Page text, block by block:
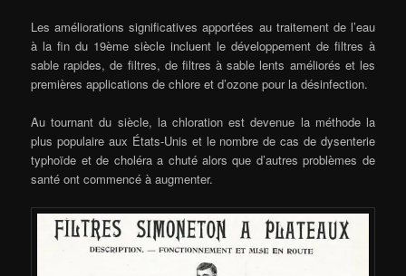
Les améliorations significatives apportées au traitement de l’eau
à la fin du 19ème siècle incluent le développement de filtres à
sable rapides, de filtres, de filtres à sable lents améliorés et les
premières applications de chlore et d’ozone pour la désinfection.
Au tournant du siècle, la chloration est devenue la méthode la
plus populaire aux États-Unis et le nombre de cas de dysenterie
typhoïde et de choléra a chuté alors que d’autres problèmes de
santé ont commencé à augmenter.